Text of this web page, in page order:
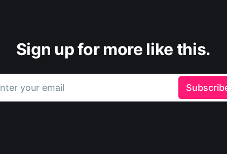
Sign up for more like this.
your email